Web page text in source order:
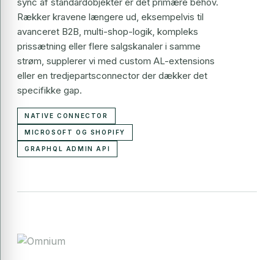
Rækker kravene længere ud, eksempelvis til
avanceret B2B, multi-shop-logik, kompleks
prissætning eller flere salgskanaler i samme
strøm, supplerer vi med custom AL-extensions
eller en tredjepartsconnector der dækker det
specifikke gap.
NATIVE CONNECTOR
MICROSOFT OG SHOPIFY
GRAPHQL ADMIN API